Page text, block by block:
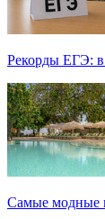
Рекорды ЕГЭ: в
Самые модные